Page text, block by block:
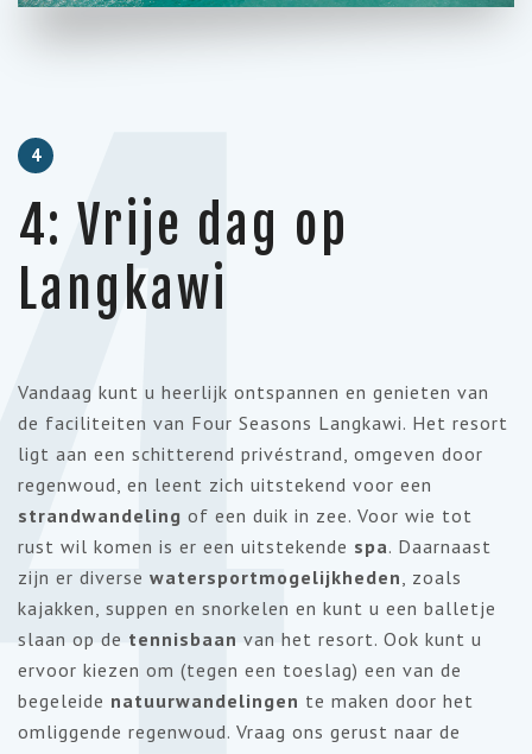
4
4: Vrije dag op
Langkawi
Vandaag kunt u heerlijk ontspannen en genieten van
de faciliteiten van Four Seasons Langkawi. Het resort
ligt aan een schitterend privéstrand, omgeven door
regenwoud, en leent zich uitstekend voor een
strandwandeling of een duik in zee. Voor wie tot
rust wil komen is er een uitstekende spa. Daarnaast
zijn er diverse watersportmogelijkheden, zoals
kajakken, suppen en snorkelen en kunt u een balletje
slaan op de tennisbaan van het resort. Ook kunt u
ervoor kiezen om (tegen een toeslag) een van de
begeleide natuurwandelingen te maken door het
omliggende regenwoud. Vraag ons gerust naar de